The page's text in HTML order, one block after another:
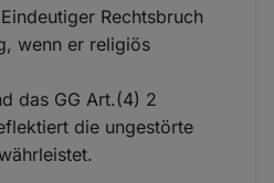
Rechtsbruch
wenn er religiös
das GG Art.(4) 2
die ungestörte